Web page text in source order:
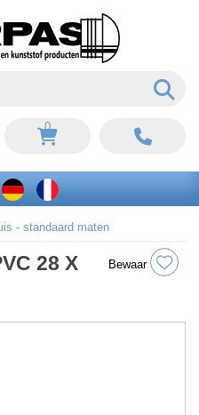
0
- standaard maten
28 X
Bewaar